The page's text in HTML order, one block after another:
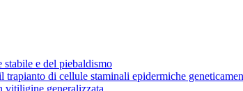
e del piebaldismo
di cellule staminali epidermiche